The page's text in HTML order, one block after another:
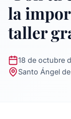
la
taller
18 de octubre
Santo Ángel